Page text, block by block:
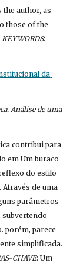
author, as
those of the
KEYWORDS:
da
Análise de uma
contribui para
em Um buraco
do estilo
de uma
parâmetros
subvertendo
porém, parece
simplificada.
CHAVE: Um